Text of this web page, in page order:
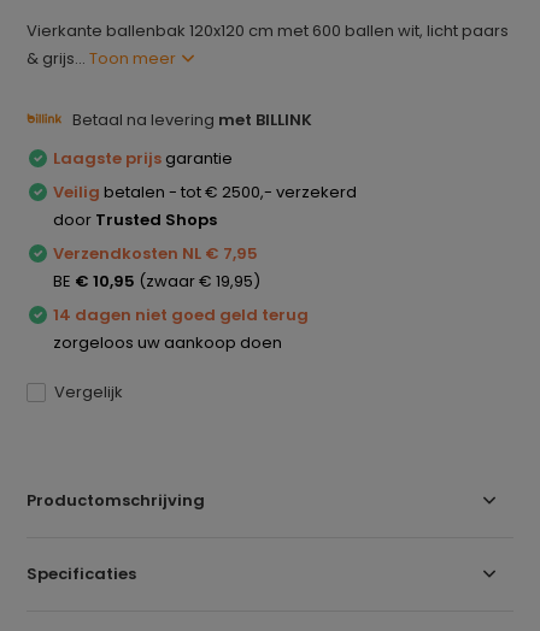
Vierkante ballenbak 120x120 cm met 600 ballen wit, licht paars
& grijs...Toon meer
Betaal na levering met BILLINK
Laagste prijs garantie
Veilig betalen - tot € 2500,- verzekerd
door Trusted Shops
Verzendkosten NL € 7,95
BE € 10,95 (zwaar € 19,95)
14 dagen niet goed geld terug
zorgeloos uw aankoop doen
Vergelijk
Productomschrijving
Specificaties